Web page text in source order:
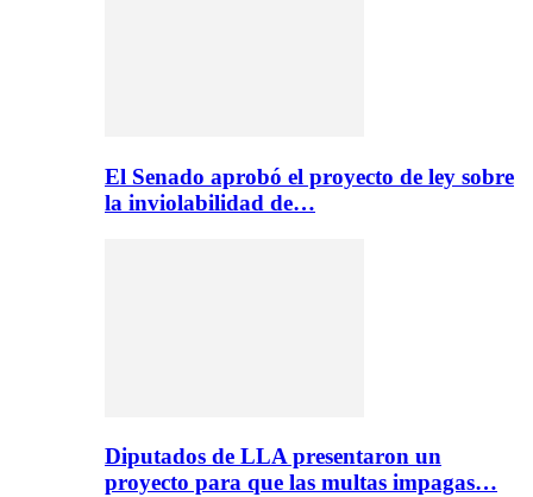
El Senado aprobó el proyecto de ley sobre
la inviolabilidad de…
Diputados de LLA presentaron un
proyecto para que las multas impagas…